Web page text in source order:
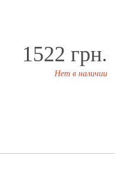
1522 грн.
Нет в наличии